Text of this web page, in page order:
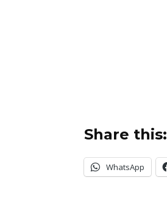
Share this:
WhatsApp